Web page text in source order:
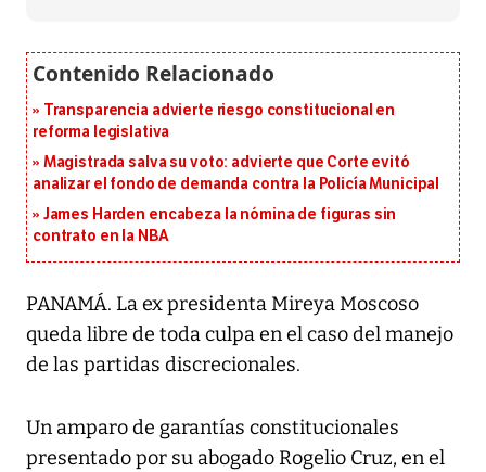
Transparencia advierte riesgo constitucional en
reforma legislativa
Magistrada salva su voto: advierte que Corte evitó
analizar el fondo de demanda contra la Policía Municipal
James Harden encabeza la nómina de figuras sin
contrato en la NBA
PANAMÁ. La ex presidenta Mireya Moscoso
queda libre de toda culpa en el caso del manejo
de las partidas discrecionales.
Un amparo de garantías constitucionales
presentado por su abogado Rogelio Cruz, en el